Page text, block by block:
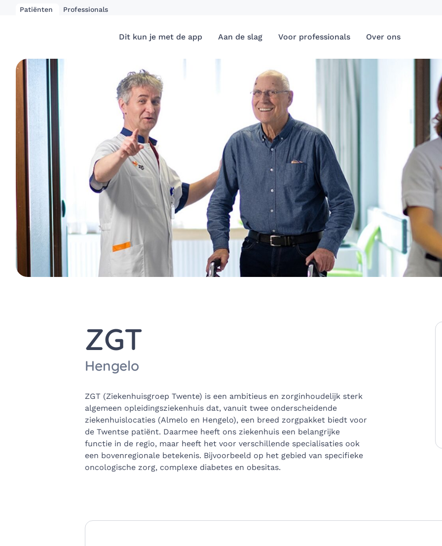
Patiënten Professionals
Dit kun je met de app Aan de slag Voor professionals Over ons
ZGT
Hengelo
ZGT (Ziekenhuisgroep Twente) is een ambitieus en zorginhoudelijk sterk
algemeen opleidingsziekenhuis dat, vanuit twee onderscheidende
ziekenhuislocaties (Almelo en Hengelo), een breed zorgpakket biedt voor
de Twentse patiënt. Daarmee heeft ons ziekenhuis een belangrijke
functie in de regio, maar heeft het voor verschillende specialisaties ook
een bovenregionale betekenis. Bijvoorbeeld op het gebied van specifieke
oncologische zorg, complexe diabetes en obesitas.